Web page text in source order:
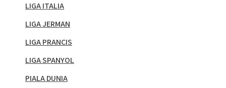
LIGA ITALIA
LIGA JERMAN
LIGA PRANCIS
LIGA SPANYOL
PIALA DUNIA